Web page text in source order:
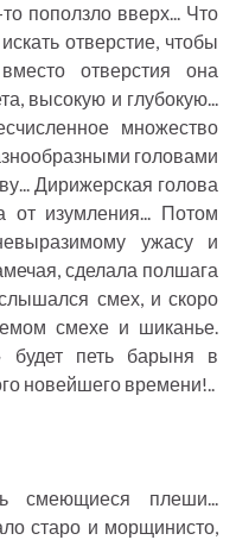
поползло вверх... Что
отверстие, чтобы
отверстия она
высокую и глубокую...
множество
головами
Дирижерская голова
от изумления... Потом
ужасу и
сделала полшага
смех, и скоро
смехе и шиканье.
будет петь барыня в
новейшего времени!..
смеющиеся плеши...
старо и морщинисто,